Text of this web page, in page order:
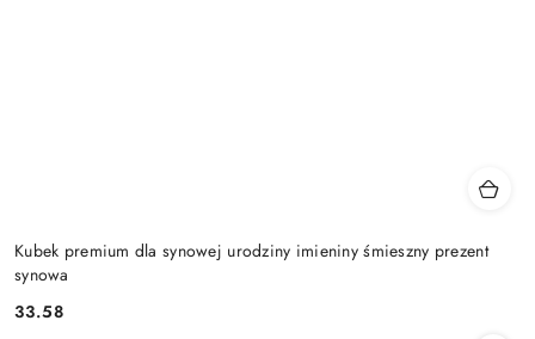
Kubek premium dla synowej urodziny imieniny śmieszny prezent
synowa
Cena:
33.58